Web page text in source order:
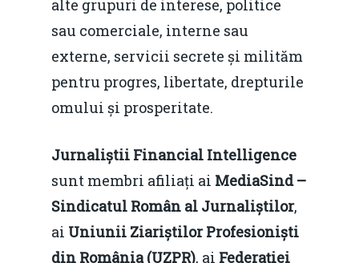
alte grupuri de interese, politice
sau comerciale, interne sau
externe, servicii secrete și milităm
pentru progres, libertate, drepturile
omului și prosperitate.
Jurnaliștii Financial Intelligence
sunt membri afiliați ai MediaSind –
Sindicatul Român al Jurnaliștilor,
ai Uniunii Ziariștilor Profesioniști
din România (UZPR), ai Federaţiei